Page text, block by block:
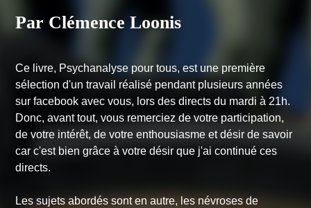
Par Clémence Loonis
Ce livre, Psychanalyse pour tous, est une première
sélection d'un travail réalisé pendant plusieurs années
sur facebook avec vous, lors des directs du mardi à 21h.
Donc, avant tout, vous remerciez de votre participation,
de votre intérêt, de votre enthousiasme et désir de savoir
car c'est bien grâce à votre désir que j'ai continué ces
directs.
Les sujets abordés sont en autre, les névroses de